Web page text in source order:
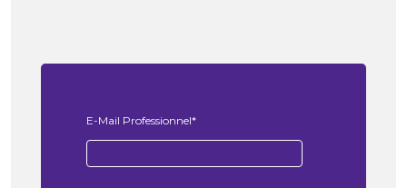
E-Mail Professionnel*